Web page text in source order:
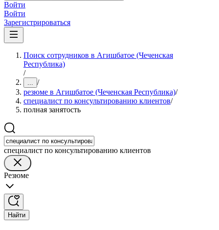
Войти
Войти
Зарегистрироваться
Поиск сотрудников в Агишбатое (Чеченская
Республика)
/
... /
резюме в Агишбатое (Чеченская Республика)/
специалист по консультированию клиентов/
полная занятость
специалист по консультированию клиентов
Резюме
Найти